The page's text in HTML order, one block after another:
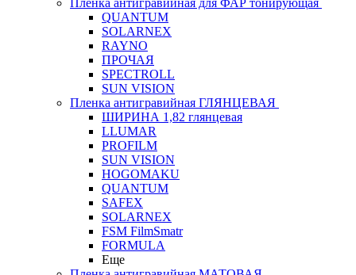
Пленка антигравийная для ФАР тонирующая
QUANTUM
SOLARNEX
RAYNO
ПРОЧАЯ
SPECTROLL
SUN VISION
Пленка антигравийная ГЛЯНЦЕВАЯ
ШИРИНА 1,82 глянцевая
LLUMAR
PROFILM
SUN VISION
HOGOMAKU
QUANTUM
SAFEX
SOLARNEX
FSM FilmSmatr
FORMULA
Еще